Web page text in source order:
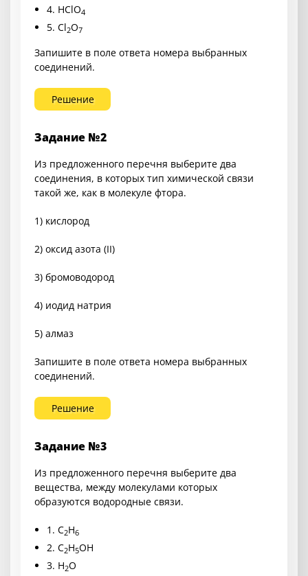
4. HClO4
5. Cl2O7
Запишите в поле ответа номера выбранных
соединений.
Решение
Задание №2
Из предложенного перечня выберите два
соединения, в которых тип химической связи
такой же, как в молекуле фтора.
1) кислород
2) оксид азота (II)
3) бромоводород
4) иодид натрия
5) алмаз
Запишите в поле ответа номера выбранных
соединений.
Решение
Задание №3
Из предложенного перечня выберите два
вещества, между молекулами которых
образуются водородные связи.
1. C2H6
2. C2H5OH
3. H2O